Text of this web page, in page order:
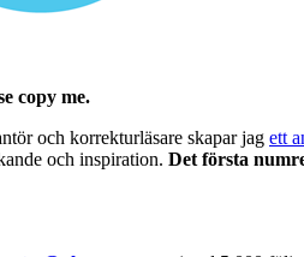
copy me.
och korrekturläsare skapar jag ett
och inspiration. Det första